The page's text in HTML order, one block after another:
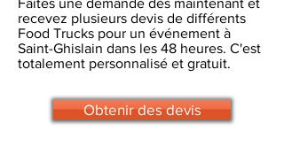
Faites une demande dès maintenant et
recevez plusieurs devis de différents
Food Trucks pour un événement à
Saint-Ghislain dans les 48 heures. C'est
totalement personnalisé et gratuit.
Obtenir des devis